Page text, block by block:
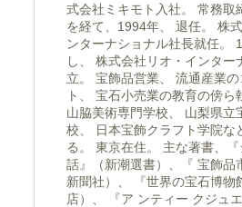
式会社ミキモト入社。 常務取
を経て、1994年、 退任。 株
ンターナショナル社長就任。
し、 株式会社リオ・インター
立。 宝飾品営業、 流通産業
ト、 宝石小売業の教育の傍ら
山脇美術専門学校、 山梨県立
校、 日本宝飾クラフト学院な
る。 東京在住。 主な著書、
話』（新潮選書）、『 宝飾品
新聞社）、 『世界の宝石博物
店）、 『ア ンティー クジュ